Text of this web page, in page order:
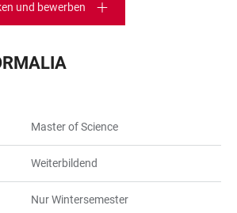
und bewerben
Master of Science
Weiterbildend
Nur Wintersemester